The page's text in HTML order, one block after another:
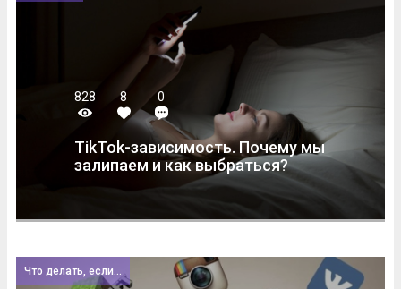
828 8 0
TikTok-зависимость. Почему мы
залипаем и как выбраться?
Что делать, если...